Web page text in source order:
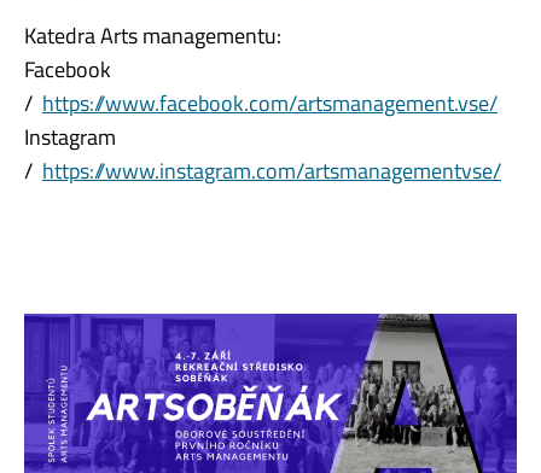
Katedra Arts managementu:
Facebook
/ https://www.facebook.com/artsmanagement.vse/
Instagram
/ https://www.instagram.com/artsmanagementvse/